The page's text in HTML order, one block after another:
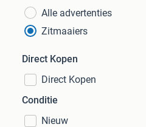
Alle advertenties
Zitmaaiers
Direct Kopen
Direct Kopen
Conditie
Nieuw